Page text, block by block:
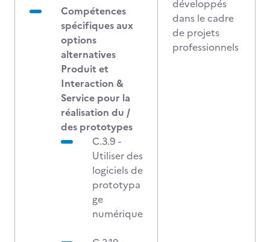
Compétences
spécifiques aux
options
alternatives
Produit et
Interaction &
Service pour la
réalisation du /
des prototypes
C.3.9 -
Utiliser des
logiciels de
prototypa
ge
numérique
développés
dans le cadre
de projets
professionnels